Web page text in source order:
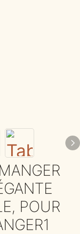
POUR